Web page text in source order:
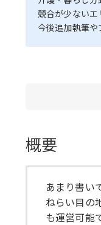
競合が少ないエ
今後追加執筆や
概要
あまり書い
ねらい目の
も運営可能